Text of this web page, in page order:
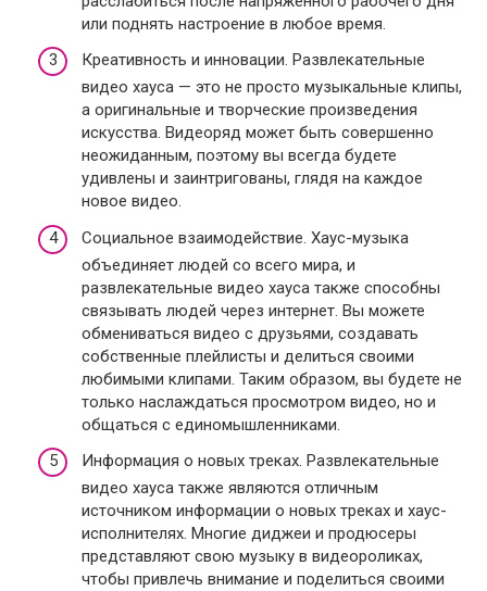
или поднять настроение в любое время.
Креативность и инновации. Развлекательные
видео хауса — это не просто музыкальные клипы,
а оригинальные и творческие произведения
искусства. Видеоряд может быть совершенно
неожиданным, поэтому вы всегда будете
удивлены и заинтригованы, глядя на каждое
новое видео.
Социальное взаимодействие. Хаус-музыка
объединяет людей со всего мира, и
развлекательные видео хауса также способны
связывать людей через интернет. Вы можете
обмениваться видео с друзьями, создавать
собственные плейлисты и делиться своими
любимыми клипами. Таким образом, вы будете не
только наслаждаться просмотром видео, но и
общаться с единомышленниками.
Информация о новых треках. Развлекательные
видео хауса также являются отличным
источником информации о новых треках и хаус-
исполнителях. Многие диджеи и продюсеры
представляют свою музыку в видеороликах,
чтобы привлечь внимание и поделиться своими